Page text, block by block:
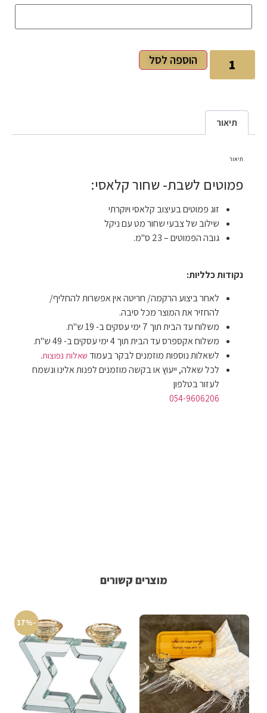
הוספה לסל
תיאור
תיאור
פמוטים לשבת- שחור קלאסי:
זוג פמוטים בעיצוב קלאסי ויוקרתי
שילוב של צבעי שחור מט עם ניקל
גובה הפמוטים – 23 ס"מ.
נקודות כלליות:
לאחר ביצוע הרקמה/ חריטה אין אפשרות להחליף/
להחזיר את המוצר מכל סיבה.
משלוח עד הבית תוך 7 ימי עסקים ב- 19 ש"ח.
משלוח אקספרס עד הבית תוך 4 ימי עסקים ב- 49 ש"ח.
לשאלות נוספות מוזמנים לבקר בעמוד שאלות נפוצות.
לכל שאלה, ייעוץ או בקשה מוזמנים לפנות אלינו ונשמח
לעזור בטלפון
054-9606206
מוצרים קשורים
-17%